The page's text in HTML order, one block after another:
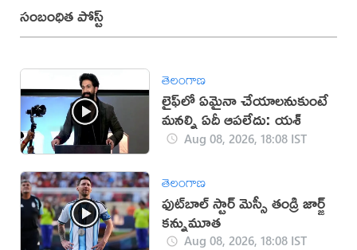
సంబంధిత పోస్ట్
తెలంగాణ
లైఫ్‌లో ఏమైనా చేయాలనుకుంటే
మనల్ని ఏదీ ఆపలేదు: యశ్
Aug 08, 2026, 18:08 IST
తెలంగాణ
ఫుట్‌బాల్ స్టార్ మెస్సీ తండ్రి జార్జ్
కన్నుమూత
Aug 08, 2026, 18:08 IST